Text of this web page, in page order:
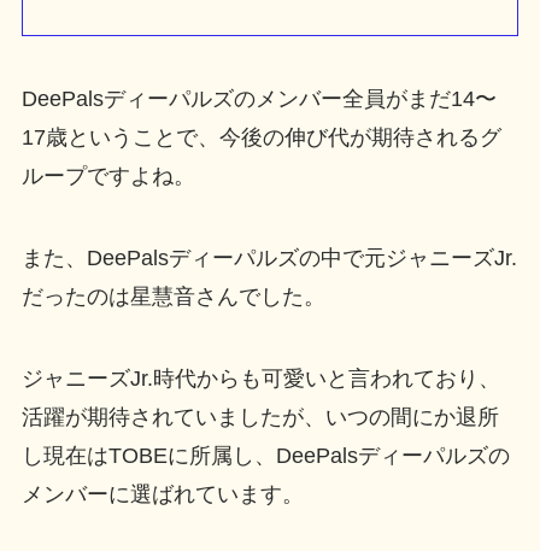
DeePalsディーパルズのメンバー全員がまだ14〜
17歳ということで、今後の伸び代が期待されるグ
ループですよね。
また、DeePalsディーパルズの中で元ジャニーズJr.
だったのは星慧音さんでした。
ジャニーズJr.時代からも可愛いと言われており、
活躍が期待されていましたが、いつの間にか退所
し現在はTOBEに所属し、DeePalsディーパルズの
メンバーに選ばれています。